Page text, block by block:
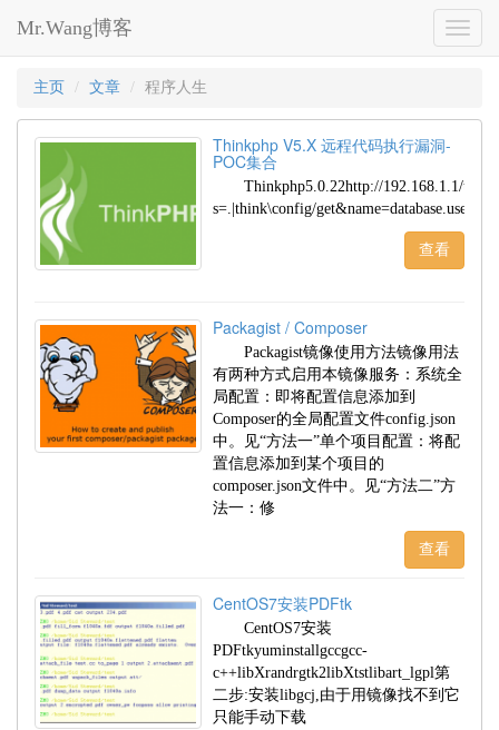
Toggle
Mr.Wang博客
主页 文章 程序人生
Thinkphp V5.X 远程代码执行漏洞-
POC集合
Thinkphp5.0.22http://192.168.1.1/
s=.|think\config/
查看
Packagist / Composer
Packagist镜像使用方法镜像用法
有两种方式启用本镜像服务：系统全
局配置：即将配置信息添加到
Composer的全局配置文件config.json
中。见“方法一”单个项目配置：将配
置信息添加到某个项目的
composer.json文件中。见“方法二”方
法一：修
查看
CentOS7安装PDFtk
CentOS7安装
PDFtkyuminstallgccgcc-
c++libXrandrgtk2libXtstlibart_lgpl第
二步:安装libgcj,由于用镜像找不到它
只能手动下载